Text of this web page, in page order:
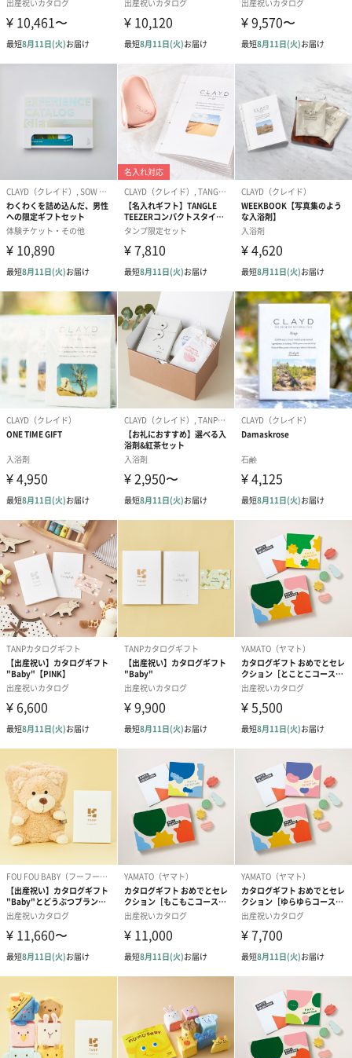
力、マイナス帯電がパワフル』な事です。粒子が非常に細かく、
また浸透圧作用をもつため、皮膚の表面だけでなく毛穴の奥の汚
れを吸着して引き出すことができ、シャワーなどで簡単に洗い流
せます。
多孔質で強力な吸着力がある上、マイナスに帯電しているため、
プラスに帯電した老廃物や重金属、体の匂いなどをしっかりと吸
着してくれます。
汗ばむ夏もCLAYDでさっぱり！
CLAYDは砂漠の地下から採掘された100％天然素材による入浴剤
です。浴槽の湯に付属のスプーン山盛り3杯を、ダマにならないよ
うに少しずつ加えて下さい。20分以上、出来れば1時間くらい湯船
に浸かって頂くのがオススメです。
日焼けしたお肌を鎮静して美白効果！
春めいて暖かくなってきた季節。クレイドは日焼けした肌を鎮静
して美白する効果があり、痩せやすい時期になるためダイエット
へのサポートなどにも効果的です！
◎またアレルギー体質のお子さんが、クレイパックをすることで
ひどくなってしまった皮膚症状が治ったという体験談なども最近
目にしております。
パックとして
海外の一流ホテルのスパやサロン、アスリートケア、自然療法の
施設等でも使用される非常に高級なパックを、ご自宅で作る事が
出来ます。
クレイ１の重さに対し水２の割合で容器の中で軽く混ぜます。
CLAYDのクレイはしばらくの間、水を吸収し続けるため、４８時
間冷蔵庫の中で密封し放置します。
完全に水を吸った状態になると、クレームブリュレのようなツヤ
のある質感になります。是非お試し下さい。
出産祝いにベビーもママも嬉しいギフトセットを
貰った方が好きなものを選ぶことができるギフトカタログとお好
みの用途で使える「CLAYD（クレイド）」入浴剤がセットに。出
出産祝いになにを贈ろうか悩んだときは、こちらの”限定ギフトセ
ット”を贈りませんか？
※パッケージデザインは変更になる可能性があります。